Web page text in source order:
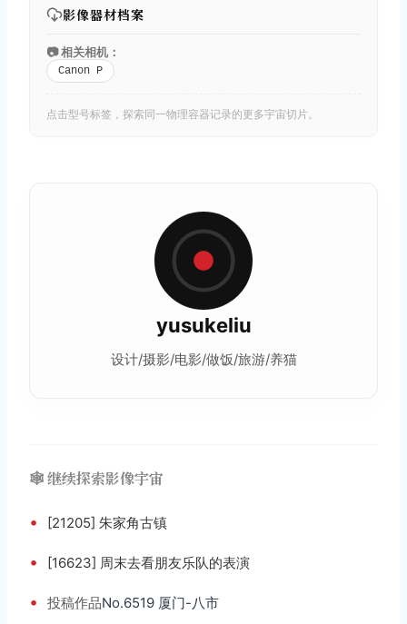
影像器材档案
📷 相关相机：
Canon P
点击型号标签，探索同一物理容器记录的更多宇宙切片。
yusukeliu
设计/摄影/电影/做饭/旅游/养猫
🕸️ 继续探索影像宇宙
• [21205] 朱家角古镇
• [16623] 周末去看朋友乐队的表演
• 投稿作品No.6519 厦门-八市